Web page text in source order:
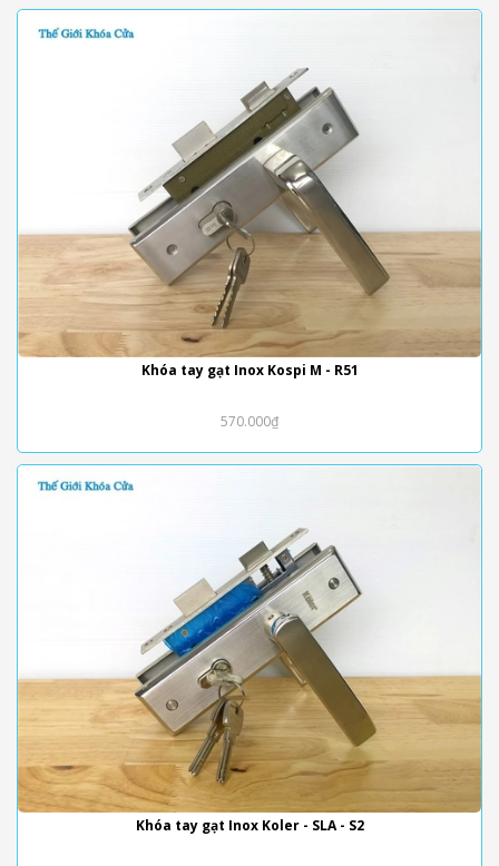
Khóa tay gạt Inox Kospi M - R51
570.000₫
Khóa tay gạt Inox Koler - SLA - S2